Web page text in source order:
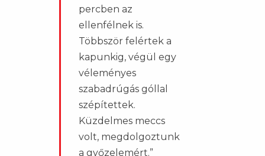
percben az
ellenfélnek is.
Többször felértek a
kapunkig, végül egy
véleményes
szabadrúgás góllal
szépítettek.
Küzdelmes meccs
volt, megdolgoztunk
a győzelemért.”